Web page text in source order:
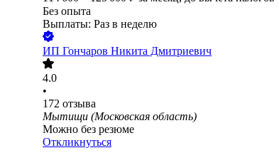
Без опыта
Выплаты: Раз в неделю
ИП Гончаров Никита Дмитриевич
4.0
•
172 отзыва
Мытищи (Московская область)
Можно без резюме
Откликнуться